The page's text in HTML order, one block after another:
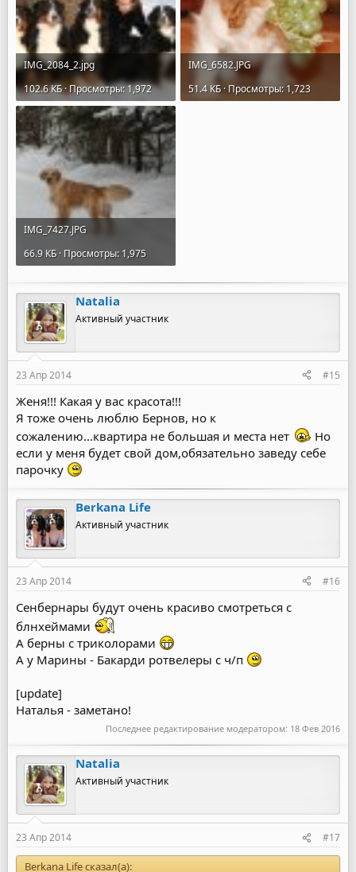
IMG_2084_2.jpg
102.6 КБ · Просмотры: 1,972
IMG_6582.JPG
51.4 КБ · Просмотры: 1,723
IMG_7427.JPG
66.9 КБ · Просмотры: 1,975
Natalia
Активный участник
23 Апр 2014 #15
Женя!!! Какая у вас красота!!!
Я тоже очень люблю Бернов, но к
сожалению...квартира не большая и места нет
Но
если у меня будет свой дом,обязательно заведу себе
парочку
Berkana Life
Активный участник
23 Апр 2014 #16
Сенбернары будут очень красиво смотреться с
блнхеймами
А берны с триколорами
А у Марины - Бакарди ротвелеры с ч/п
[update]
Наталья - заметано!
Последнее редактирование модератором: 18 Фев 2016
Natalia
Активный участник
23 Апр 2014 #17
Berkana Life сказал(а):